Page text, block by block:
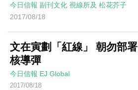
今日信報 副刊文化 視線所及 松花芥子
2017/08/18
文在寅劃「紅線」 朝勿部署
核導彈
今日信報 EJ Global
2017/08/18